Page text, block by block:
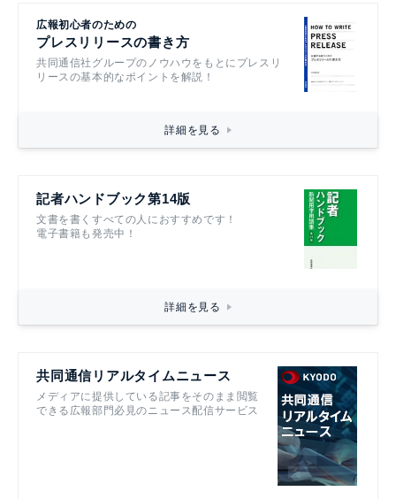
広報初心者のための
プレスリリースの書き方
共同通信社グループのノウハウをもとにプレスリ
リースの基本的なポイントを解説！
詳細を見る
記者ハンドブック第14版
文書を書くすべての人におすすめです！
電子書籍も発売中！
詳細を見る
共同通信リアルタイムニュース
メディアに提供している記事をそのまま閲覧
できる広報部門必見のニュース配信サービス